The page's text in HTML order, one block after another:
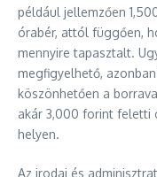
például jellemzően
órabér, attól függően,
mennyire tapasztalt.
megfigyelhető,
köszönhetően a
akár 3,000 forint feletti
helyen.
Az irodai és